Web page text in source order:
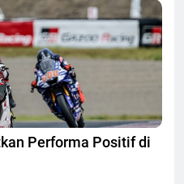
Performa Positif di